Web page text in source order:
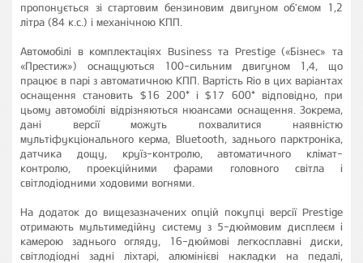
пропонується зі стартовим бензиновим двигуном об'ємом 1,2
літра (84 к.с.) і механічною КПП.
Автомобілі в комплектаціях Business та Prestige («Бізнес» та
«Престиж») оснащуються 100-сильним двигуном 1,4, що
працює в парі з автоматичною КПП. Вартість Rio в цих варіантах
оснащення становить $16 200* і $17 600* відповідно, при
цьому автомобілі відрізняються нюансами оснащення. Зокрема,
дані версії можуть похвалитися наявністю
мультіфукціонального керма, Bluetooth, заднього парктроніка,
датчика дощу, круїз-контролю, автоматичного клімат-
контролю, проекційними фарами головного світла і
світлодіодними ходовими вогнями.
На додаток до вищезазначених опцій покупці версії Prestige
отримають мультимедійну систему з 5-дюймовим дисплеєм і
камерою заднього огляду, 16-дюймові легкосплавні диски,
світлодіодні задні ліхтарі, алюмінієві накладки на педалі,